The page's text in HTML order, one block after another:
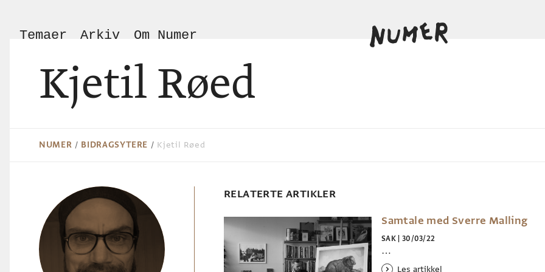
Temaer Arkiv Om Numer
Kjetil Røed
NUMER / BIDRAGSYTERE / Kjetil Røed
RELATERTE ARTIKLER
Samtale med Sverre Malling
SAK 30/03/22
…
Les artikkel